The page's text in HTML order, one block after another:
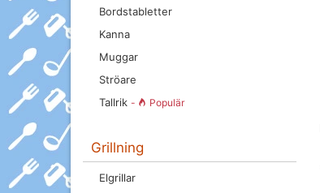
Bordstabletter
Kanna
Muggar
Ströare
Tallrik - Populär
Grillning
Elgrillar